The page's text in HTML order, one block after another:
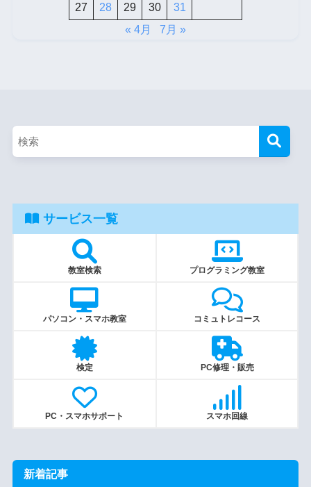
27 28 29 30
31
« 4月
7月 »
サービス一覧
教室検索 プログラミング教室
パソコン・スマホ教室 コミュトレコース
検定 PC修理・販売
PC・スマホサポート スマホ回線
新着記事